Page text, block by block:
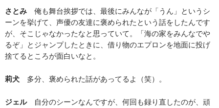
さとみ 俺も舞台挨拶では、最後にみんなが「うん」というシ
ーンを挙げて、声優の友達に褒められたという話をしたんです
が、そこじゃなかったなと思っていて。「海の家をみんなでや
るぞ」とジャンプしたときに、借り物のエプロンを地面に投げ
捨てるところが面白いなと。
莉犬 多分、褒められた話があってるよ（笑）。
ジェル自分のシーンなんですが、何回も録り直したのが、頑